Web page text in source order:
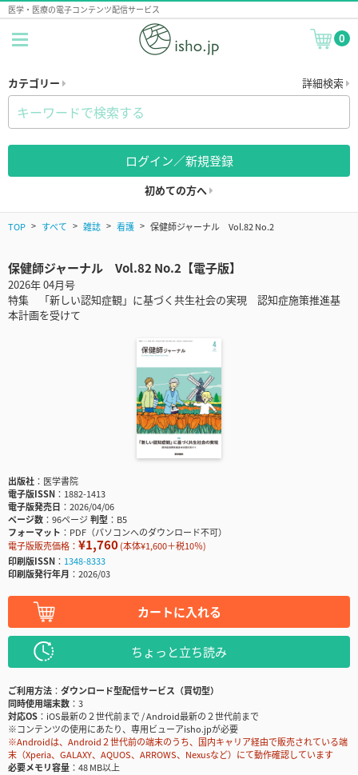
医学・医療の電子コンテンツ配信サービス
0
カテゴリー 詳細検索
ログイン／新規登録
初めての方へ
TOP すべて 雑誌 看護 保健師ジャーナル Vol.82 No.2
保健師ジャーナル Vol.82 No.2【電子版】
2026年 04月号
特集 「新しい認知症観」に基づく共生社会の実現 認知症施策推進基
本計画を受けて
出版社
医学書院
電子版ISSN
1882-1413
電子版発売日
2026/04/06
ページ数
96ページ判型
B5
フォーマット
PDF（パソコンへのダウンロード不可）
電子版販売価格： ¥1,760(本体¥1,600＋税10％)
印刷版ISSN
1348-8333
印刷版発行年月
2026/03
カートに入れる
ちょっと立ち読み
ご利用方法
ダウンロード型配信サービス（買切型）
同時使用端末数
3
対応OS
iOS最新の２世代前まで / Android最新の２世代前まで
※コンテンツの使用にあたり、専用ビューアisho.jpが必要
※Androidは、Android２世代前の端末のうち、国内キャリア経由で販売されている端
末（Xperia、GALAXY、AQUOS、ARROWS、Nexusなど）にて動作確認しています
必要メモリ容量
48 MB以上